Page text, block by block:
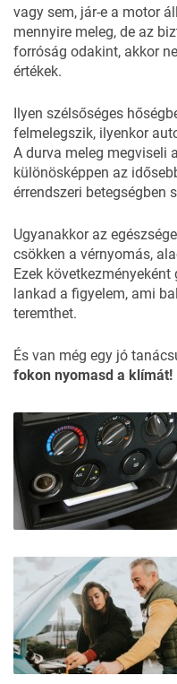
vagy sem, jár-e a motor
mennyire meleg, de az
forróság odakint, akkor
értékek.
Ilyen szélsőséges
felmelegszik, ilyenkor
A durva meleg megviseli
különösképpen az
érrendszeri betegségben
Ugyanakkor az
csökken a vérnyomás,
Ezek
lankad a figyelem, ami
teremthet.
És van még egy jó
fokon nyomasd a klímát!